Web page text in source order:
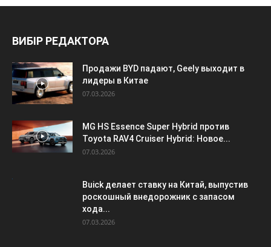
ВИБІР РЕДАКТОРА
Продажи BYD падают, Geely выходит в
лидеры в Китае
07.03.2026
MG HS Essence Super Hybrid против
Toyota RAV4 Cruiser Hybrid: Новое...
07.03.2026
Buick делает ставку на Китай, выпустив
роскошный внедорожник с запасом
хода...
07.03.2026